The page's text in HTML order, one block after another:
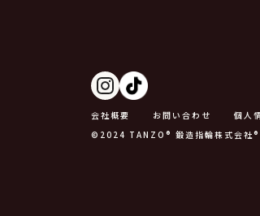
会社概要 お問い合わせ
個人
©2024 TANZO® 鍛造指輪株式会